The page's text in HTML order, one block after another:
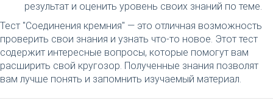
результат и оценить уровень своих знаний по теме.
Тест "Соединения кремния" — это отличная возможность
проверить свои знания и узнать что-то новое. Этот тест
содержит интересные вопросы, которые помогут вам
расширить свой кругозор. Полученные знания позволят
вам лучше понять и запомнить изучаемый материал.